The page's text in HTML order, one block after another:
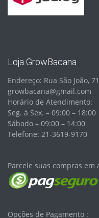
Loja GrowBacana
Endereço: Rua São João,
growbacana@gmail.com
Horário de Atendimento:
Seg. à Sex. – 09:00 – 18:00
Sábado – 09:00 – 14:00
Telefone: 21-3619-9170
Parcele suas compras em
Opções de Pagamento :